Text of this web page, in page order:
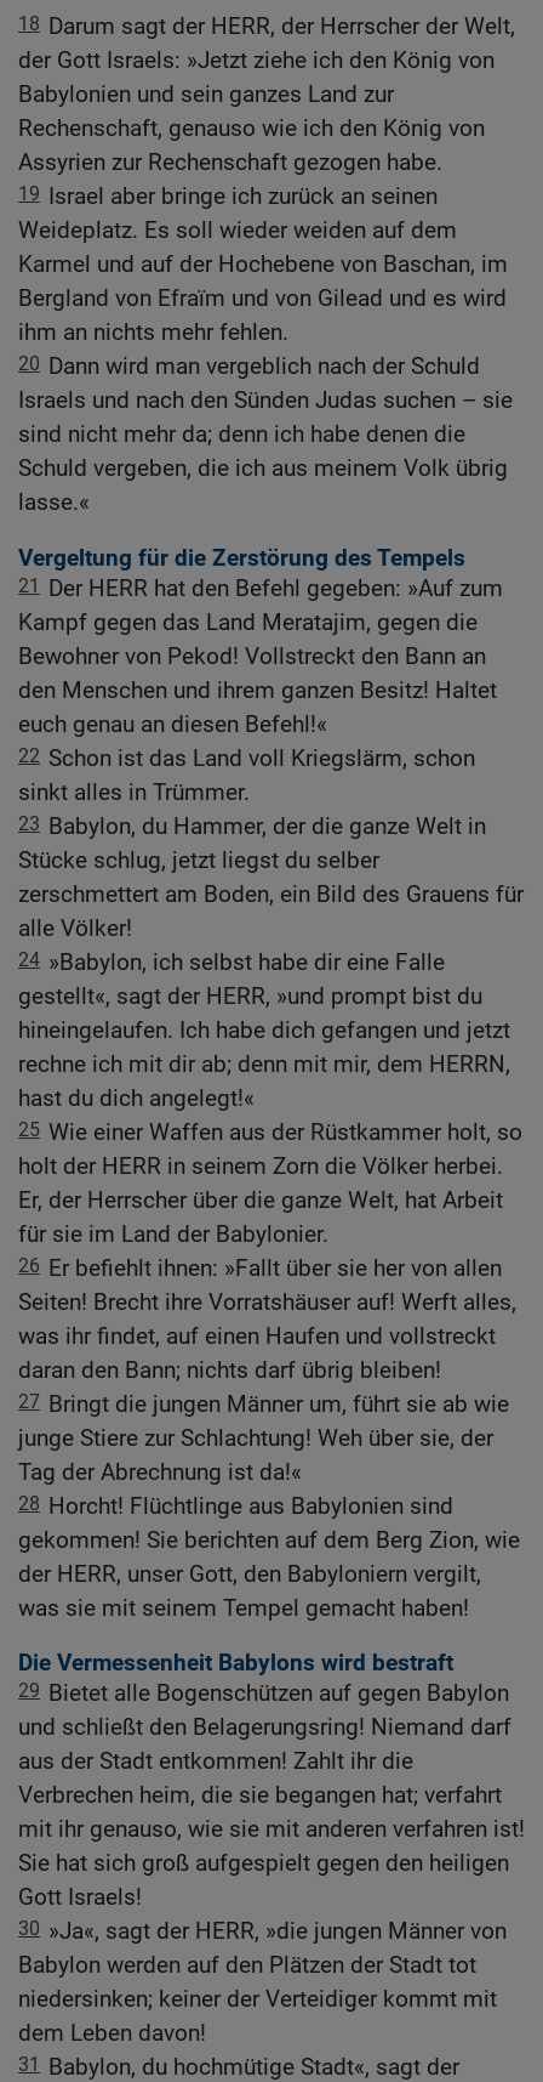
18 Darum sagt der HERR, der Herrscher der Welt,
der Gott Israels: »Jetzt ziehe ich den König von
Babylonien und sein ganzes Land zur
Rechenschaft, genauso wie ich den König von
Assyrien zur Rechenschaft gezogen habe.
19 Israel aber bringe ich zurück an seinen
Weideplatz. Es soll wieder weiden auf dem
Karmel und auf der Hochebene von Baschan, im
Bergland von Efraïm und von Gilead und es wird
ihm an nichts mehr fehlen.
20 Dann wird man vergeblich nach der Schuld
Israels und nach den Sünden Judas suchen – sie
sind nicht mehr da; denn ich habe denen die
Schuld vergeben, die ich aus meinem Volk übrig
lasse.«
Vergeltung für die Zerstörung des Tempels
21 Der HERR hat den Befehl gegeben: »Auf zum
Kampf gegen das Land Meratajim, gegen die
Bewohner von Pekod! Vollstreckt den Bann an
den Menschen und ihrem ganzen Besitz! Haltet
euch genau an diesen Befehl!«
22 Schon ist das Land voll Kriegslärm, schon
sinkt alles in Trümmer.
23 Babylon, du Hammer, der die ganze Welt in
Stücke schlug, jetzt liegst du selber
zerschmettert am Boden, ein Bild des Grauens für
alle Völker!
24 »Babylon, ich selbst habe dir eine Falle
gestellt«, sagt der HERR, »und prompt bist du
hineingelaufen. Ich habe dich gefangen und jetzt
rechne ich mit dir ab; denn mit mir, dem HERRN,
hast du dich angelegt!«
25 Wie einer Waffen aus der Rüstkammer holt, so
holt der HERR in seinem Zorn die Völker herbei.
Er, der Herrscher über die ganze Welt, hat Arbeit
für sie im Land der Babylonier.
26 Er befiehlt ihnen: »Fallt über sie her von allen
Seiten! Brecht ihre Vorratshäuser auf! Werft alles,
was ihr findet, auf einen Haufen und vollstreckt
daran den Bann; nichts darf übrig bleiben!
27 Bringt die jungen Männer um, führt sie ab wie
junge Stiere zur Schlachtung! Weh über sie, der
Tag der Abrechnung ist da!«
28 Horcht! Flüchtlinge aus Babylonien sind
gekommen! Sie berichten auf dem Berg Zion, wie
der HERR, unser Gott, den Babyloniern vergilt,
was sie mit seinem Tempel gemacht haben!
Die Vermessenheit Babylons wird bestraft
29 Bietet alle Bogenschützen auf gegen Babylon
und schließt den Belagerungsring! Niemand darf
aus der Stadt entkommen! Zahlt ihr die
Verbrechen heim, die sie begangen hat; verfahrt
mit ihr genauso, wie sie mit anderen verfahren ist!
Sie hat sich groß aufgespielt gegen den heiligen
Gott Israels!
30 »Ja«, sagt der HERR, »die jungen Männer von
Babylon werden auf den Plätzen der Stadt tot
niedersinken; keiner der Verteidiger kommt mit
dem Leben davon!
31 Babylon, du hochmütige Stadt«, sagt der